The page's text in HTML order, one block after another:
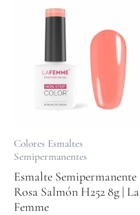
Colores Esmaltes
Semipermanentes
Esmalte Semipermanente
Rosa Salmón H252 8g | La
Femme